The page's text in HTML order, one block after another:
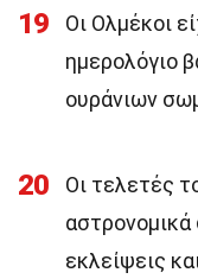
19
Οι Ολμέκοι
ημερολόγιο
ουράνιων
20
Οι τελετές
αστρονομικά
εκλείψεις